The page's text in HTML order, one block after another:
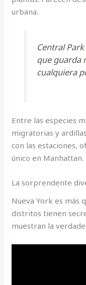
urbana.
Central
que guarda
cualquiera
Entre las especies
migratorias y
con las estaciones,
único en Manhattan.
La sorprendente
Nueva York es más
distritos tienen
muestran la